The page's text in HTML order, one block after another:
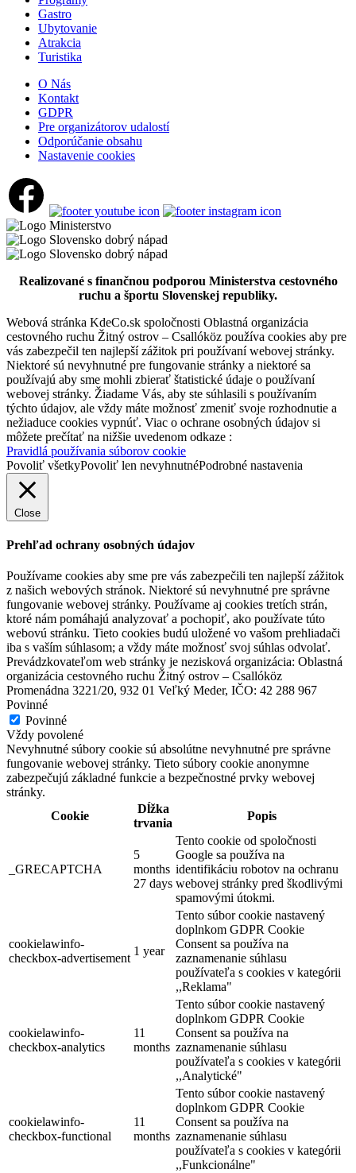
Dunajská Streda
Turistické atrakcie
Vermesova vila
Dunajská Streda
Múzeá a galérie
Turistické informačné centrum v Dunajskej Strede
Turistické atrakcie
Vodný kolový mlyn a skanzen v Jelke
Turistické atrakcie
Gastro
Ubytovanie
Atrakcia
Turistika
O Nás
Kontakt
GDPR
Pre organizátorov udalostí
Odporúčanie obsahu
Nastavenie cookies
Realizované s finančnou podporou Ministerstva cestovného
ruchu a športu Slovenskej republiky.
Webová stránka KdeCo.sk spoločnosti Oblastná organizácia
cestovného ruchu Žitný ostrov – Csallóköz používa cookies aby pre
vás zabezpečil ten najlepší zážitok pri používaní webovej stránky.
Niektoré sú nevyhnutné pre fungovanie stránky a niektoré sa
používajú aby sme mohli zbierať štatistické údaje o používaní
webovej stránky. Žiadame Vás, aby ste súhlasili s používaním
týchto údajov, ale vždy máte možnosť zmeniť svoje rozhodnutie a
nežiaduce cookies vypnúť. Viac o ochrane osobných údajov si
môžete prečítať na nižšie uvedenom odkaze :
Pravidlá používania súborov cookie
Povoliť všetkyPovoliť len nevyhnutnéPodrobné nastavenia
Close
Prehľad ochrany osobných údajov
Používame cookies aby sme pre vás zabezpečili ten najlepší zážitok
z našich webových stránok. Niektoré sú nevyhnutné pre správne
fungovanie webovej stránky. Používame aj cookies tretích strán,
ktoré nám pomáhajú analyzovať a pochopiť, ako používate túto
webovú stránku. Tieto cookies budú uložené vo vašom prehliadači
iba s vaším súhlasom; a vždy máte možnosť svoj súhlas odvolať.
Prevádzkovateľom web stránky je nezisková organizácia: Oblastná
organizácia cestovného ruchu Žitný ostrov – Csallóköz
Promenádna 3221/20, 932 01 Veľký Meder, IČO: 42 288 967
Povinné
Povinné
Vždy povolené
Nevyhnutné súbory cookie sú absolútne nevyhnutné pre správne
fungovanie webovej stránky. Tieto súbory cookie anonymne
zabezpečujú základné funkcie a bezpečnostné prvky webovej
stránky.
Cookie
Dĺžka
trvania
Popis
_GRECAPTCHA
5
months
27 days
Tento cookie od spoločnosti
Google sa používa na
identifikáciu robotov na ochranu
webovej stránky pred škodlivými
spamovými útokmi.
cookielawinfo-
checkbox-advertisement
1 year
Tento súbor cookie nastavený
doplnkom GDPR Cookie
Consent sa používa na
zaznamenanie súhlasu
používateľa s cookies v kategórii
,,Reklama"
cookielawinfo-
checkbox-analytics
11
months
Tento súbor cookie nastavený
doplnkom GDPR Cookie
Consent sa používa na
zaznamenanie súhlasu
používateľa s cookies v kategórii
,,Analytické"
cookielawinfo-
checkbox-functional
11
months
Tento súbor cookie nastavený
doplnkom GDPR Cookie
Consent sa používa na
zaznamenanie súhlasu
používateľa s cookies v kategórii
,,Funkcionálne"